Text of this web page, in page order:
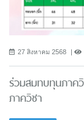
27 สิงหาคม 2568
ร่วมสมทบทุนภาค
ภาควิชา